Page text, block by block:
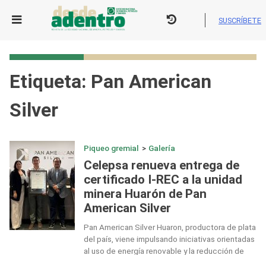
SUSCRÍBETE
Etiqueta: Pan American
Silver
Piqueo gremial > Galería
Celepsa renueva entrega de
certificado I-REC a la unidad
minera Huarón de Pan
American Silver
Pan American Silver Huaron, productora de plata
del país, viene impulsando iniciativas orientadas
al uso de energía renovable y la reducción de